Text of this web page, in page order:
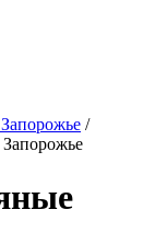
/
Запорожье